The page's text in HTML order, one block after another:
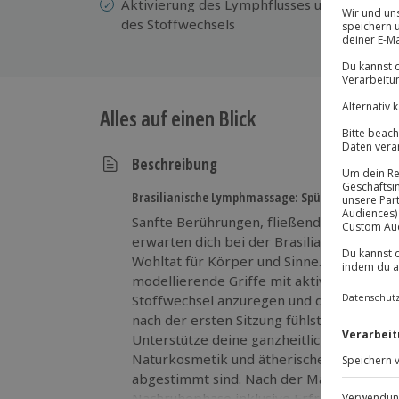
Aktivierung des Lymphflusses und
des Stoffwechsels
Alles auf einen Blick
Beschreibung
Brasilianische Lymphmassage: Spür die sanfte
Sanfte Berührungen, fließende
erwarten dich bei der Brasilianischen
Wohltat für Körper und Sinne. Diese
modellierende Griffe mit aktivierender
Stoffwechsel anzuregen und dein
nach der ersten Sitzung fühlst du dich
Unterstütze deine ganzheitliche Balance
Naturkosmetik und ätherischen Ölen, die
abgestimmt sind. Nach der Massage